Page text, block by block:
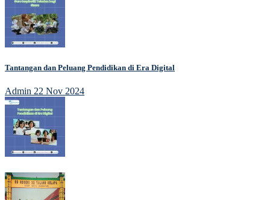
Tantangan dan Peluang Pendidikan di Era Digital
Admin 22 Nov 2024